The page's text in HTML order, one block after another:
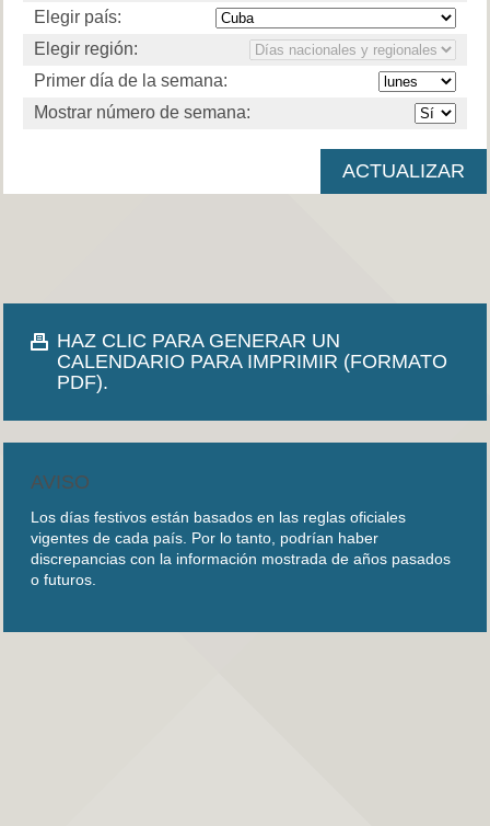
Elegir país:
Elegir región:
Primer día de la semana:
Mostrar número de semana:
HAZ CLIC PARA GENERAR UN
CALENDARIO PARA IMPRIMIR (FORMATO
PDF).
AVISO
Los días festivos están basados en las reglas oficiales
vigentes de cada país. Por lo tanto, podrían haber
discrepancias con la información mostrada de años pasados
o futuros.